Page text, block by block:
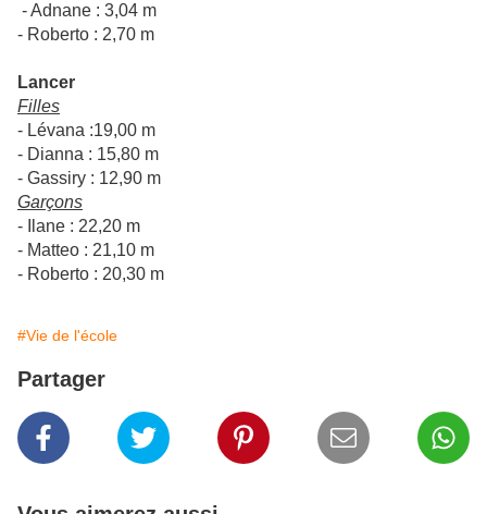
- Adnane : 3,04 m
- Roberto : 2,70 m
Lancer
Filles
- Lévana :19,00 m
- Dianna : 15,80 m
- Gassiry : 12,90 m
Garçons
- Ilane : 22,20 m
- Matteo : 21,10 m
- Roberto : 20,30 m
#Vie de l'école
Partager